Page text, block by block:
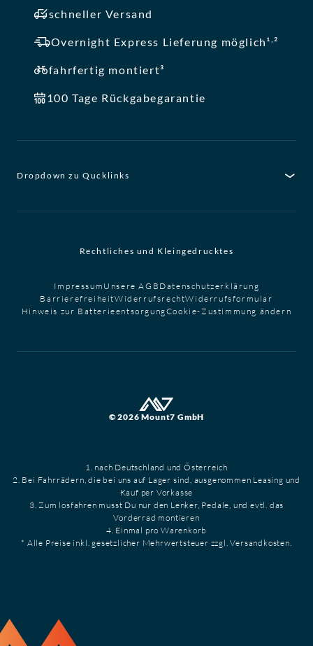
schneller Versand
Overnight Express Lieferung möglich¹,²
fahrfertig montiert³
100 Tage Rückgabegarantie
Dropdown zu Qucklinks
Rechtliches und Kleingedrucktes
Impressum Unsere AGB Datenschutzerklärung
BarrierefreiheitWiderrufsrechtWiderrufsformular
Hinweis zur BatterieentsorgungCookie-Zustimmung ändern
© 2026 Mount7 GmbH
1. nach Deutschland und Österreich
2. Bei Fahrrädern, die bei uns auf Lager sind, ausgenommen Leasing und
Kauf per Vorkasse
3. Zum losfahren musst Du nur den Lenker, Pedale, und evtl. das
Vorderrad montieren
4. Einmal pro Warenkorb
* Alle Preise inkl. gesetzlicher Mehrwertsteuer zzgl. Versandkosten.